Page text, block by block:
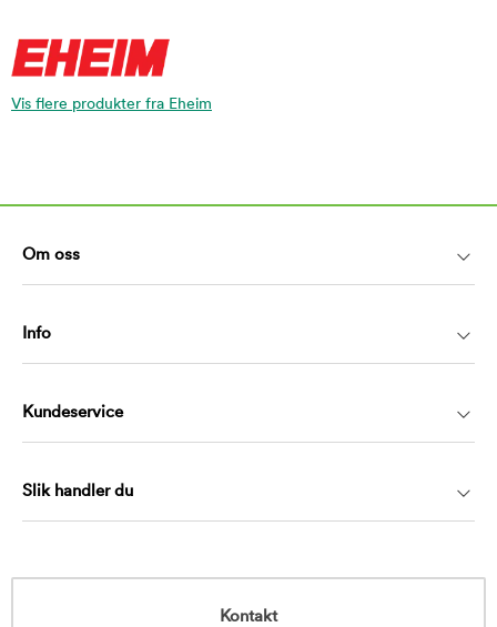
Vis flere produkter fra Eheim
Om oss
Info
Kundeservice
Slik handler du
Kontakt